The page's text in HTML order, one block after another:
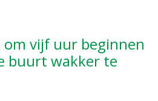
vijf uur beginnen
buurt wakker te